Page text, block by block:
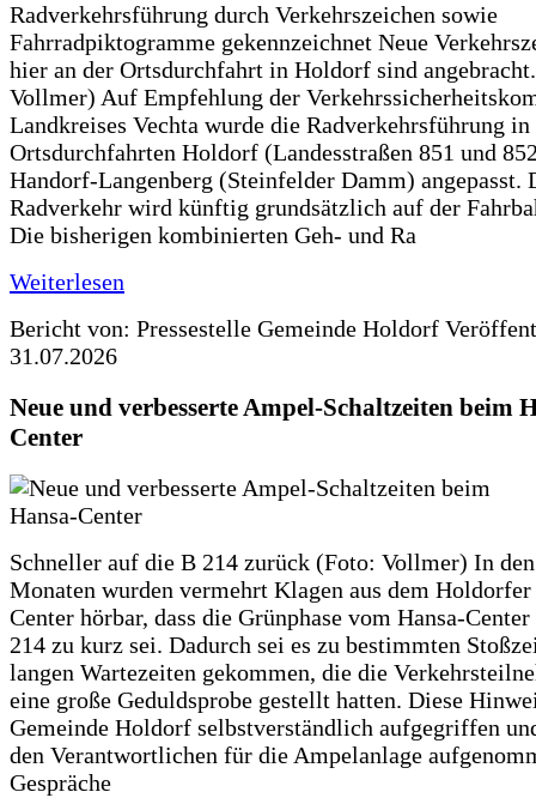
Radverkehrsführung durch Verkehrszeichen sowie
Fahrradpiktogramme gekennzeichnet Neue
hier an der Ortsdurchfahrt in Holdorf sind
Vollmer) Auf Empfehlung der
Landkreises Vechta wurde die Radverkehrsführung in
Ortsdurchfahrten Holdorf (Landesstraßen 851 und
Handorf-Langenberg (Steinfelder Damm) angepasst.
Radverkehr wird künftig grundsätzlich auf der
Die bisherigen kombinierten Geh- und Ra
Weiterlesen
Bericht von: Pressestelle Gemeinde Holdorf
31.07.2026
Neue und verbesserte Ampel-Schaltzeiten beim
Center
Schneller auf die B 214 zurück (Foto: Vollmer) In
Monaten wurden vermehrt Klagen aus dem Holdorfer
Center hörbar, dass die Grünphase vom Hansa-
214 zu kurz sei. Dadurch sei es zu bestimmten
langen Wartezeiten gekommen, die die
eine große Geduldsprobe gestellt hatten. Diese
Gemeinde Holdorf selbstverständlich aufgegriffen
den Verantwortlichen für die Ampelanlage
Gespräche